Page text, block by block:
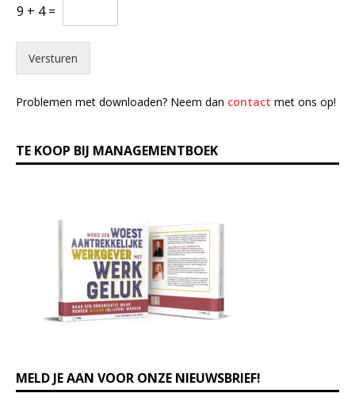
9 + 4 =
Versturen
Problemen met downloaden? Neem dan contact met ons op!
TE KOOP BIJ MANAGEMENTBOEK
MELD JE AAN VOOR ONZE NIEUWSBRIEF!